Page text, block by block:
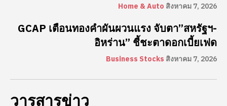
Home & Auto สิงหาคม 7, 2026
GCAP เตือนทองคำผันผวนแรง จับตา”สหรัฐฯ-
อิหร่าน” ชี้ชะตาดอกเบี้ยเฟด
Business Stocks สิงหาคม 7, 2026
วารสารข่าว